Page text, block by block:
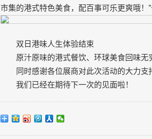
市集的港式特色美食，配百事可乐更爽哦！”
双日港味人生体验结束
原汁原味的港式餐饮、环球美食回味无
同时感谢各位展商对此次活动的大力支
我们已经在期待下一次的见面啦！